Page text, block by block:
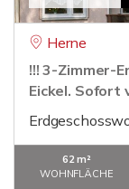
Herne
!!! 3-Zimmer-
Eickel. Sofort
62 m²
WOHNFLÄCHE